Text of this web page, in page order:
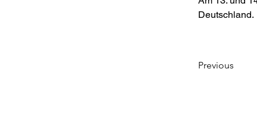
Deutschland.
Previous